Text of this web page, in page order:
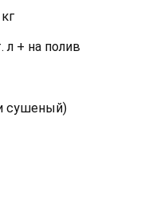
л + на полив
сушеный)